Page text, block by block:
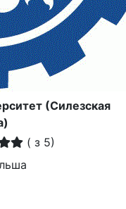
(Силезская
( з 5)